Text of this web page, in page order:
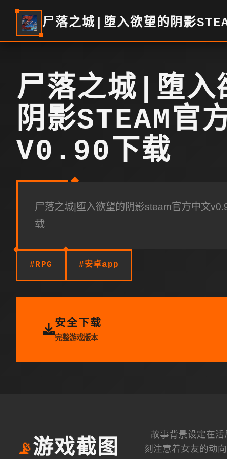
尸落之城|堕入欲望的阴影
尸落之城|堕入
阴影STEAM官
V0.90下载
尸落之城|堕入欲望的阴影steam官方中文
载
#RPG #安卓app
安全下载
完整游戏版本
📡游戏截图
故事背景设定在
刻注意着女友的动